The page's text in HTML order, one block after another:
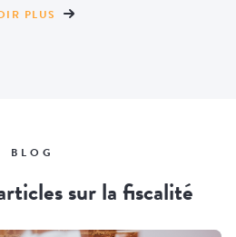
PLUS
BLOG
sur la fiscalité